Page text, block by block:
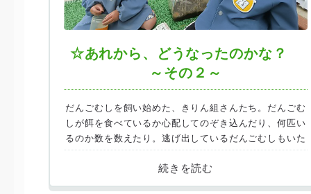
☆あれから、どうなったのかな？
～その２～
だんごむしを飼い始めた、きりん組さんたち。だんごむ
しが餌を食べているか心配してのぞき込んだり、何匹い
るのか数を数えたり。逃げ出しているだんごむしもいた